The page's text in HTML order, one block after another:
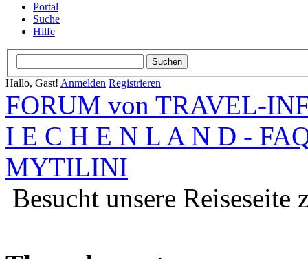
Portal
Suche
Hilfe
Hallo, Gast! Anmelden Registrieren
FORUM von TRAVEL-
I E C H E N L A N D -
MYTILINI
Besucht unsere